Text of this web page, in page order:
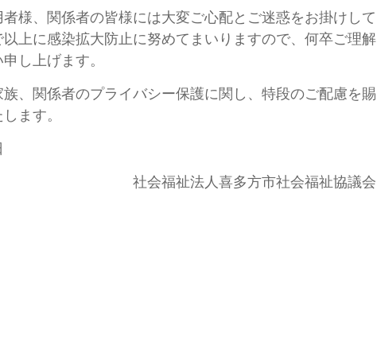
様、関係者の皆様には大変ご心配とご迷惑をお掛けして
上に感染拡大防止に努めてまいりますので、何卒ご理解
し上げます。
、関係者のプライバシー保護に関し、特段のご配慮を賜
ます。
人喜多方市社会福祉協議会